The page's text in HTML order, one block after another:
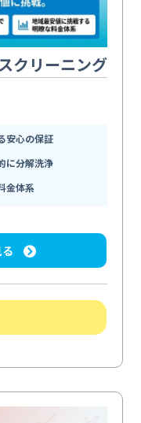
クリーニング
安心の保証
に分解洗浄
金体系